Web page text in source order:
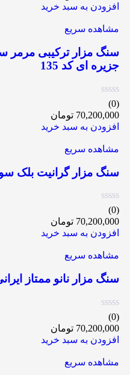
افزودن به سبد خرید
مشاهده سریع
سنگ مزار ترکیبی مرمر
جزیره ای کد 135
(0)
70,200,000 تومان
افزودن به سبد خرید
مشاهده سریع
سنگ مزار گرانیت بلک سوپر
(0)
70,200,000 تومان
افزودن به سبد خرید
مشاهده سریع
سنگ مزار نانو ممتاز ایرانی
(0)
70,200,000 تومان
افزودن به سبد خرید
مشاهده سریع